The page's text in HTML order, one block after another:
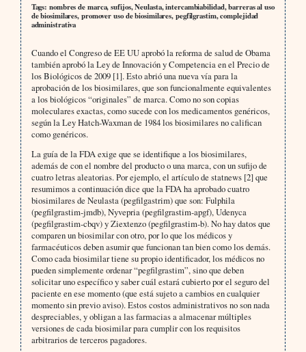
Tags: nombres de marca, sufijos, Neulasta, intercambiabilidad, barreras al uso
de biosimilares, promover uso de biosimilares, pegfilgrastim, complejidad
administrativa
Cuando el Congreso de EE UU aprobó la reforma de salud de Obama
también aprobó la Ley de Innovación y Competencia en el Precio de
los Biológicos de 2009 [1]. Esto abrió una nueva vía para la
aprobación de los biosimilares, que son funcionalmente equivalentes
a los biológicos “originales” de marca. Como no son copias
moleculares exactas, como sucede con los medicamentos genéricos,
según la Ley Hatch-Waxman de 1984 los biosimilares no califican
como genéricos.
La guía de la FDA exige que se identifique a los biosimilares,
además de con el nombre del producto o una marca, con un sufijo de
cuatro letras aleatorias. Por ejemplo, el artículo de statnews [2] que
resumimos a continuación dice que la FDA ha aprobado cuatro
biosimilares de Neulasta (pegfilgastrim) que son: Fulphila
(pegfilgrastim-jmdb), Nyvepria (pegfilgrastim-apgf), Udenyca
(pegfilgrastim-cbqv) y Ziextenzo (pegfilgrastim-b). No hay datos que
comparen un biosimilar con otro, por lo que los médicos y
farmacéuticos deben asumir que funcionan tan bien como los demás.
Como cada biosimilar tiene su propio identificador, los médicos no
pueden simplemente ordenar “pegfilgrastim”, sino que deben
solicitar uno específico y saber cuál estará cubierto por el seguro del
paciente en ese momento (que está sujeto a cambios en cualquier
momento sin previo aviso). Estos costos administrativos no son nada
despreciables, y obligan a las farmacias a almacenar múltiples
versiones de cada biosimilar para cumplir con los requisitos
arbitrarios de terceros pagadores.